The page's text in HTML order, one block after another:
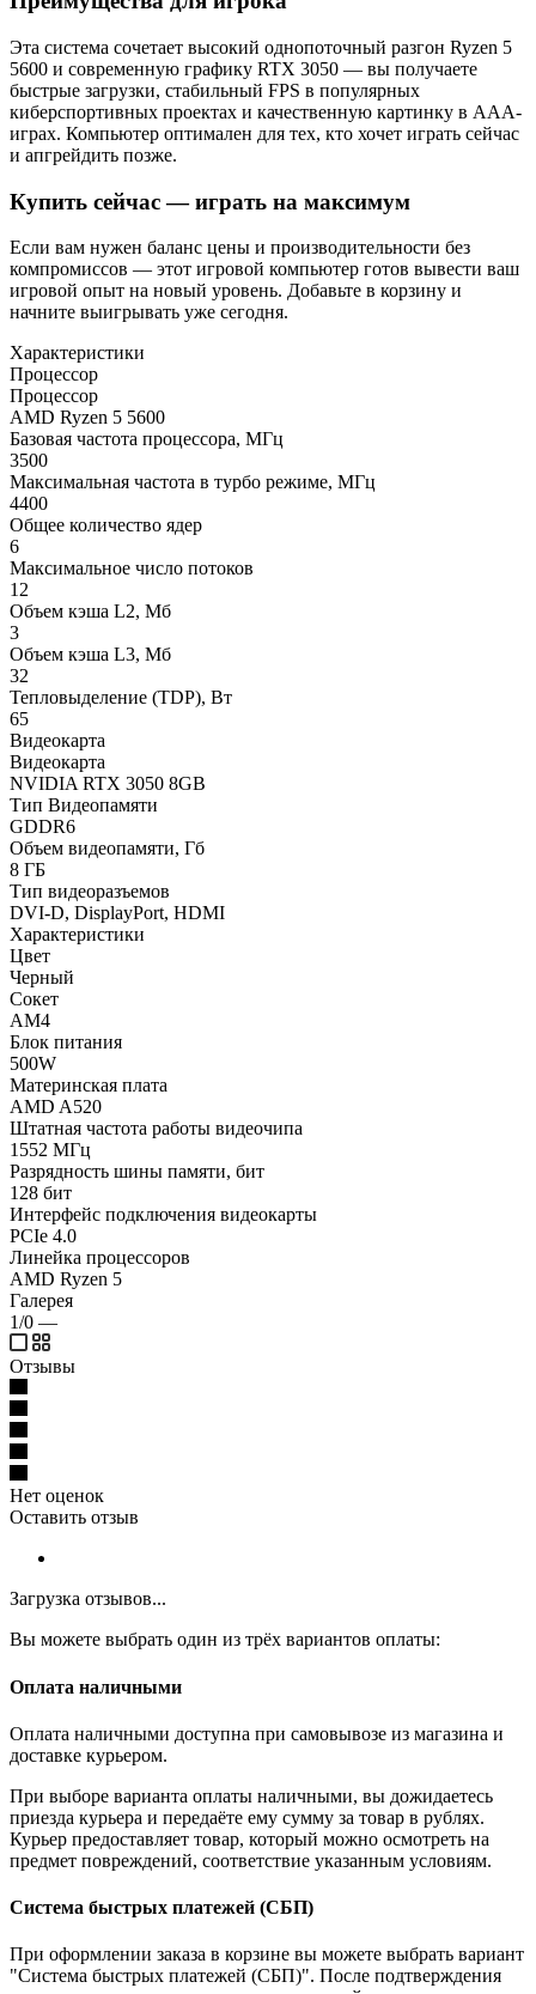
Эта система сочетает высокий однопоточный разгон Ryzen 5
5600 и современную графику RTX 3050 — вы получаете
быстрые загрузки, стабильный FPS в популярных
киберспортивных проектах и качественную картинку в AAA-
играх. Компьютер оптимален для тех, кто хочет играть сейчас
и апгрейдить позже.
Купить сейчас — играть на максимум
Если вам нужен баланс цены и производительности без
компромиссов — этот игровой компьютер готов вывести ваш
игровой опыт на новый уровень. Добавьте в корзину и
начните выигрывать уже сегодня.
Характеристики
Процессор
Процессор
AMD Ryzen 5 5600
Базовая частота процессора, МГц
3500
Максимальная частота в турбо режиме, МГц
4400
Общее количество ядер
6
Максимальное число потоков
12
Объем кэша L2, Мб
3
Объем кэша L3, Мб
32
Тепловыделение (TDP), Вт
65
Видеокарта
Видеокарта
NVIDIA RTX 3050 8GB
Тип Видеопамяти
GDDR6
Объем видеопамяти, Гб
8 ГБ
Тип видеоразъемов
DVI-D, DisplayPort, HDMI
Характеристики
Цвет
Черный
Сокет
AM4
Блок питания
500W
Материнская плата
AMD A520
Штатная частота работы видеочипа
1552 МГц
Разрядность шины памяти, бит
128 бит
Интерфейс подключения видеокарты
PCIe 4.0
Линейка процессоров
AMD Ryzen 5
Галерея
1/0 —
Отзывы
Нет оценок
Оставить отзыв
Загрузка отзывов...
Вы можете выбрать один из трёх вариантов оплаты:
Оплата наличными
Оплата наличными доступна при самовывозе из магазина и
доставке курьером.
При выборе варианта оплаты наличными, вы дожидаетесь
приезда курьера и передаёте ему сумму за товар в рублях.
Курьер предоставляет товар, который можно осмотреть на
предмет повреждений, соответствие указанным условиям.
Система быстрых платежей (СБП)
При оформлении заказа в корзине вы можете выбрать вариант
"Система быстрых платежей (СБП)". После подтверждения